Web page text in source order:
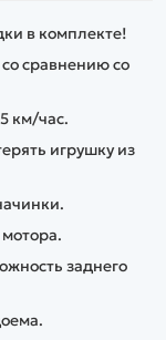
в комплекте!
сравнению со
км/час.
игрушку из
заднего